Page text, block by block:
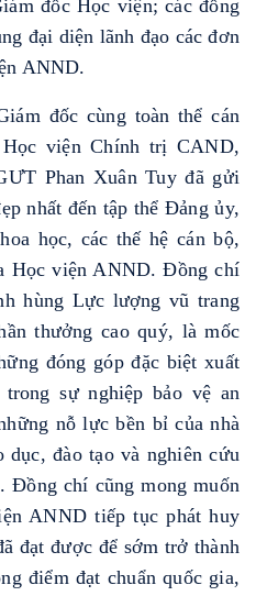
đốc Học viện; các đồng
đại diện lãnh đạo các đơn
ANND.
đốc cùng toàn thể cán
viện Chính trị CAND,
Phan Xuân Tuy đã gửi
nhất đến tập thể Đảng ủy,
học, các thế hệ cán bộ,
Học viện ANND. Đồng chí
hùng Lực lượng vũ trang
thưởng cao quý, là mốc
đóng góp đặc biệt xuất
sự nghiệp bảo vệ an
nỗ lực bền bỉ của nhà
đào tạo và nghiên cứu
Đồng chí cũng mong muốn
ANND tiếp tục phát huy
đạt được để sớm trở thành
điểm đạt chuẩn quốc gia,